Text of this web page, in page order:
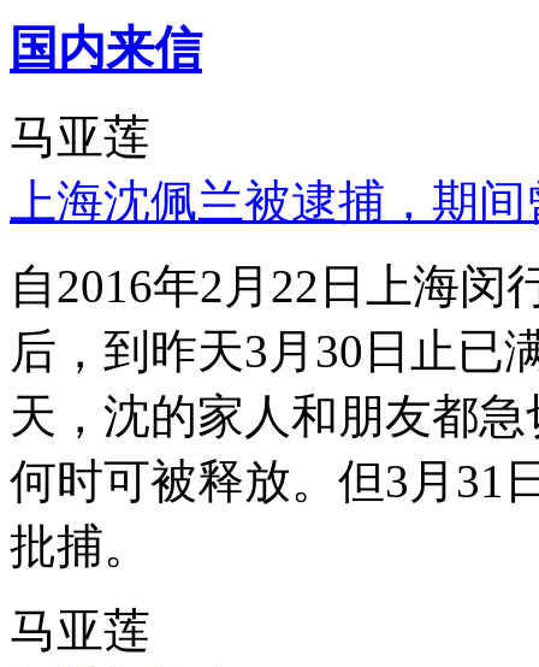
国内来信
马亚莲
上海沈佩兰被逮捕，期
自2016年2月22日上海
后，到昨天3月30日止已
天，沈的家人和朋友都
何时可被释放。但3月31
批捕。
马亚莲